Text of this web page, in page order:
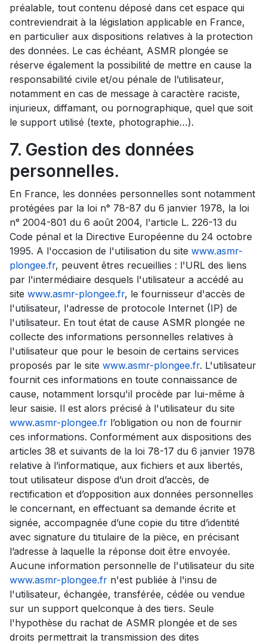
préalable, tout contenu déposé dans cet espace qui
contreviendrait à la législation applicable en France,
en particulier aux dispositions relatives à la protection
des données. Le cas échéant, ASMR plongée se
réserve également la possibilité de mettre en cause la
responsabilité civile et/ou pénale de l’utilisateur,
notamment en cas de message à caractère raciste,
injurieux, diffamant, ou pornographique, quel que soit
le support utilisé (texte, photographie…).
7. Gestion des données
personnelles.
En France, les données personnelles sont notamment
protégées par la loi n° 78-87 du 6 janvier 1978, la loi
n° 2004-801 du 6 août 2004, l'article L. 226-13 du
Code pénal et la Directive Européenne du 24 octobre
1995. A l'occasion de l'utilisation du site www.asmr-
plongee.fr, peuvent êtres recueillies : l'URL des liens
par l'intermédiaire desquels l'utilisateur a accédé au
site www.asmr-plongee.fr, le fournisseur d'accès de
l'utilisateur, l'adresse de protocole Internet (IP) de
l'utilisateur. En tout état de cause ASMR plongée ne
collecte des informations personnelles relatives à
l'utilisateur que pour le besoin de certains services
proposés par le site www.asmr-plongee.fr. L'utilisateur
fournit ces informations en toute connaissance de
cause, notamment lorsqu'il procède par lui-même à
leur saisie. Il est alors précisé à l'utilisateur du site
www.asmr-plongee.fr l’obligation ou non de fournir
ces informations. Conformément aux dispositions des
articles 38 et suivants de la loi 78-17 du 6 janvier 1978
relative à l’informatique, aux fichiers et aux libertés,
tout utilisateur dispose d’un droit d’accès, de
rectification et d’opposition aux données personnelles
le concernant, en effectuant sa demande écrite et
signée, accompagnée d’une copie du titre d’identité
avec signature du titulaire de la pièce, en précisant
l’adresse à laquelle la réponse doit être envoyée.
Aucune information personnelle de l'utilisateur du site
www.asmr-plongee.fr n'est publiée à l'insu de
l'utilisateur, échangée, transférée, cédée ou vendue
sur un support quelconque à des tiers. Seule
l'hypothèse du rachat de ASMR plongée et de ses
droits permettrait la transmission des dites